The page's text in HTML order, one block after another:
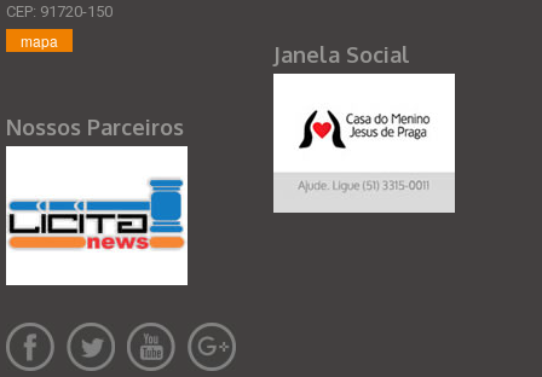
CEP: 91720-150
mapa
Nossos Parceiros
Janela Social